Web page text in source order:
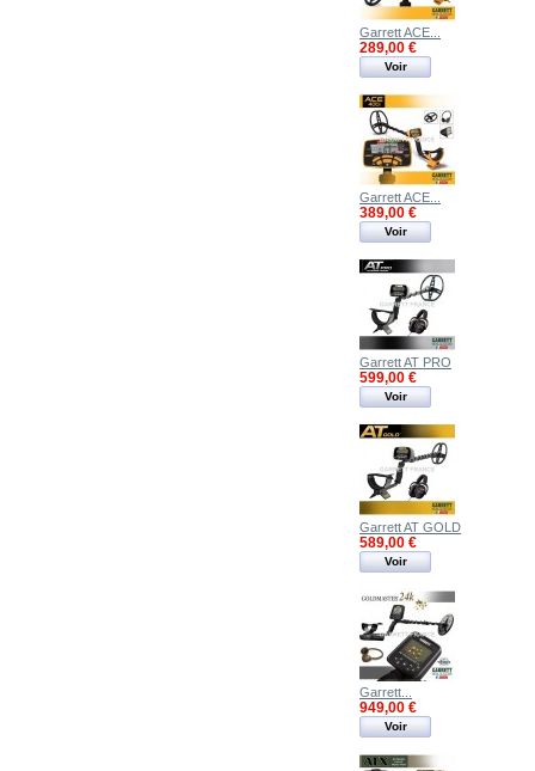
Garrett ACE...
289,00 €
Voir
Garrett ACE...
389,00 €
Voir
Garrett AT PRO
599,00 €
Voir
Garrett AT GOLD
589,00 €
Voir
Garrett...
949,00 €
Voir